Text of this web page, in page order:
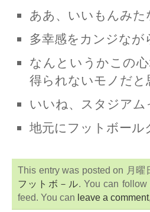
ああ、いいもんみた
多幸感をカンジな
なんというかこの
得られないモノだと
いいね、スタジアム
地元にフットボー
This entry was posted on 月
フットボ－ル. You can
feed. You can leave a comment